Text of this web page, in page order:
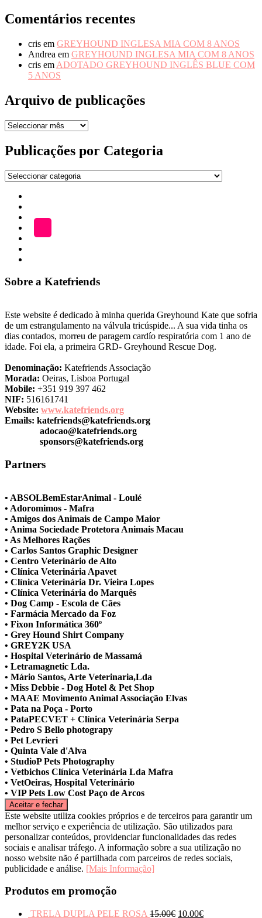
Comentários recentes
cris em GREYHOUND INGLESA MIA COM 8 ANOS
Andrea em GREYHOUND INGLESA MIA COM 8 ANOS
cris em ADOTADO GREYHOUND INGLÊS BLUE COM
5 ANOS
Arquivo de publicações
Arquivo
publicações
Publicações por Categoria
Publicações
Categoria
ADOÇÃO
LOJA
Sobre a Katefriends
Este website é dedicado à minha querida Greyhound Kate que sofria
de um estrangulamento na válvula tricúspide... A sua vida tinha os
dias contados, morreu de paragem cardío respiratória com 1 ano de
idade. Foi ela, a primeira GRD- Greyhound Rescue Dog.
Denominação: Katefriends Associação
Morada: Oeiras, Lisboa Portugal
Mobile: +351 919 397 462
NIF: 516161741
Website: www.katefriends.org
Emails: katefriends@katefriends.org
adocao@katefriends.org
sponsors@katefriends.org
Partners
• ABSOLBemEstarAnimal - Loulé
• Adoromimos - Mafra
• Amigos dos Animais de Campo Maior
• Anima Sociedade Protetora Animais Macau
• As Melhores Rações
• Carlos Santos Graphic Designer
• Centro Veterinário de Alto
• Clínica Veterinária Apavet
• Clínica Veterinária Dr. Vieira Lopes
• Clínica Veterinária do Marquês
• Dog Camp - Escola de Cães
• Farmácia Mercado da Foz
• Fixon Informática 360º
• Grey Hound Shirt Company
• GREY2K USA
• Hospital Veterinário de Massamá
• Letramagnetic Lda.
• Mário Santos, Arte Veterinaria,Lda
• Miss Debbie - Dog Hotel & Pet Shop
• MAAE Movimento Animal Associação Elvas
• Pata na Poça - Porto
• PataPECVET + Clínica Veterinária Serpa
• Pedro S Bello photograpy
• Pet Levrieri
• Quinta Vale d'Alva
• StudioP Pets Photography
• Vetbichos Clínica Veterinária Lda Mafra
• VetOeiras, Hospital Veterinário
• VIP Pets Low Cost Paço de Arcos
Este website utiliza cookies próprios e de terceiros para garantir um
melhor serviço e experiência de utilização. São utilizados para
personalizar conteúdos, providenciar funcionalidades das redes
sociais e analisar tráfego. A informação sobre a sua utilização no
nosso website não é partilhada com parceiros de redes sociais,
publicidade e análise. [Mais Informação]
Produtos em promoção
TRELA DUPLA PELE ROSA 15.00€ 10.00€